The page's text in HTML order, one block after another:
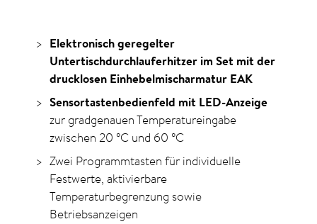
Elektronisch geregelter
Untertischdurchlauferhitzer im Set mit der
drucklosen Einhebelmischarmatur EAK
Sensortastenbedienfeld mit LED-Anzeige
zur gradgenauen Temperatureingabe
zwischen 20 °C und 60 °C
Zwei Programmtasten für individuelle
Festwerte, aktivierbare
Temperaturbegrenzung sowie
Betriebsanzeigen